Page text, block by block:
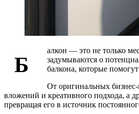
Б
алкон — это не только
задумываются о
балкона, которые
От оригинальных
вложений и креативного подхода, а
превращая его в источник